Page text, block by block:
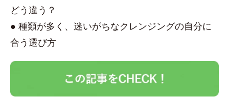
どう違う？
● 種類が多く、迷いがちなクレンジングの自分に
合う選び方